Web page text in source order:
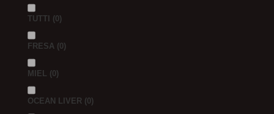
TUTTI (0)
FRESA (0)
MIEL (0)
OCEAN LIVER (0)